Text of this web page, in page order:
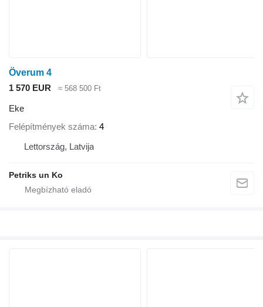
Överum 4
1 570 EUR
≈ 568 500 Ft
Eke
Felépítmények száma 4
Lettország, Latvija
Petriks un Ko